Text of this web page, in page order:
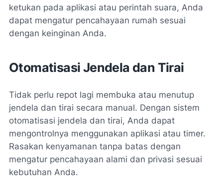
ketukan pada aplikasi atau perintah suara, Anda
dapat mengatur pencahayaan rumah sesuai
dengan keinginan Anda.
Otomatisasi Jendela dan Tirai
Tidak perlu repot lagi membuka atau menutup
jendela dan tirai secara manual. Dengan sistem
otomatisasi jendela dan tirai, Anda dapat
mengontrolnya menggunakan aplikasi atau timer.
Rasakan kenyamanan tanpa batas dengan
mengatur pencahayaan alami dan privasi sesuai
kebutuhan Anda.